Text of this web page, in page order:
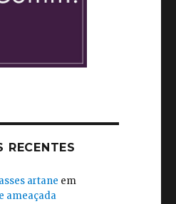
RECENTES
artane em
ameaçada